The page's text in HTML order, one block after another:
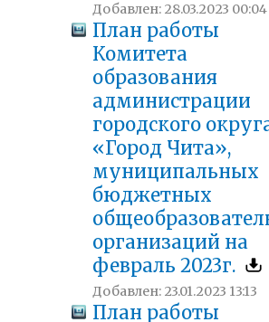
Добавлен: 28.03.2023 00:04
План работы
Комитета
образования
администрации
городского
«Город Чита»,
муниципальных
бюджетных
организаций на
февраль 2023г.
Добавлен: 23.01.2023 13:13
План работы